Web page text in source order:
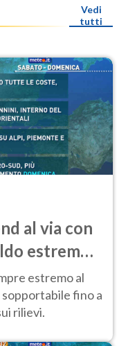
Vedi
tutti
al via con
estremo
estremo al
fino a
rilievi.